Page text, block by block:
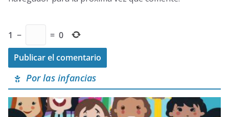
1 − = 0
Por las infancias